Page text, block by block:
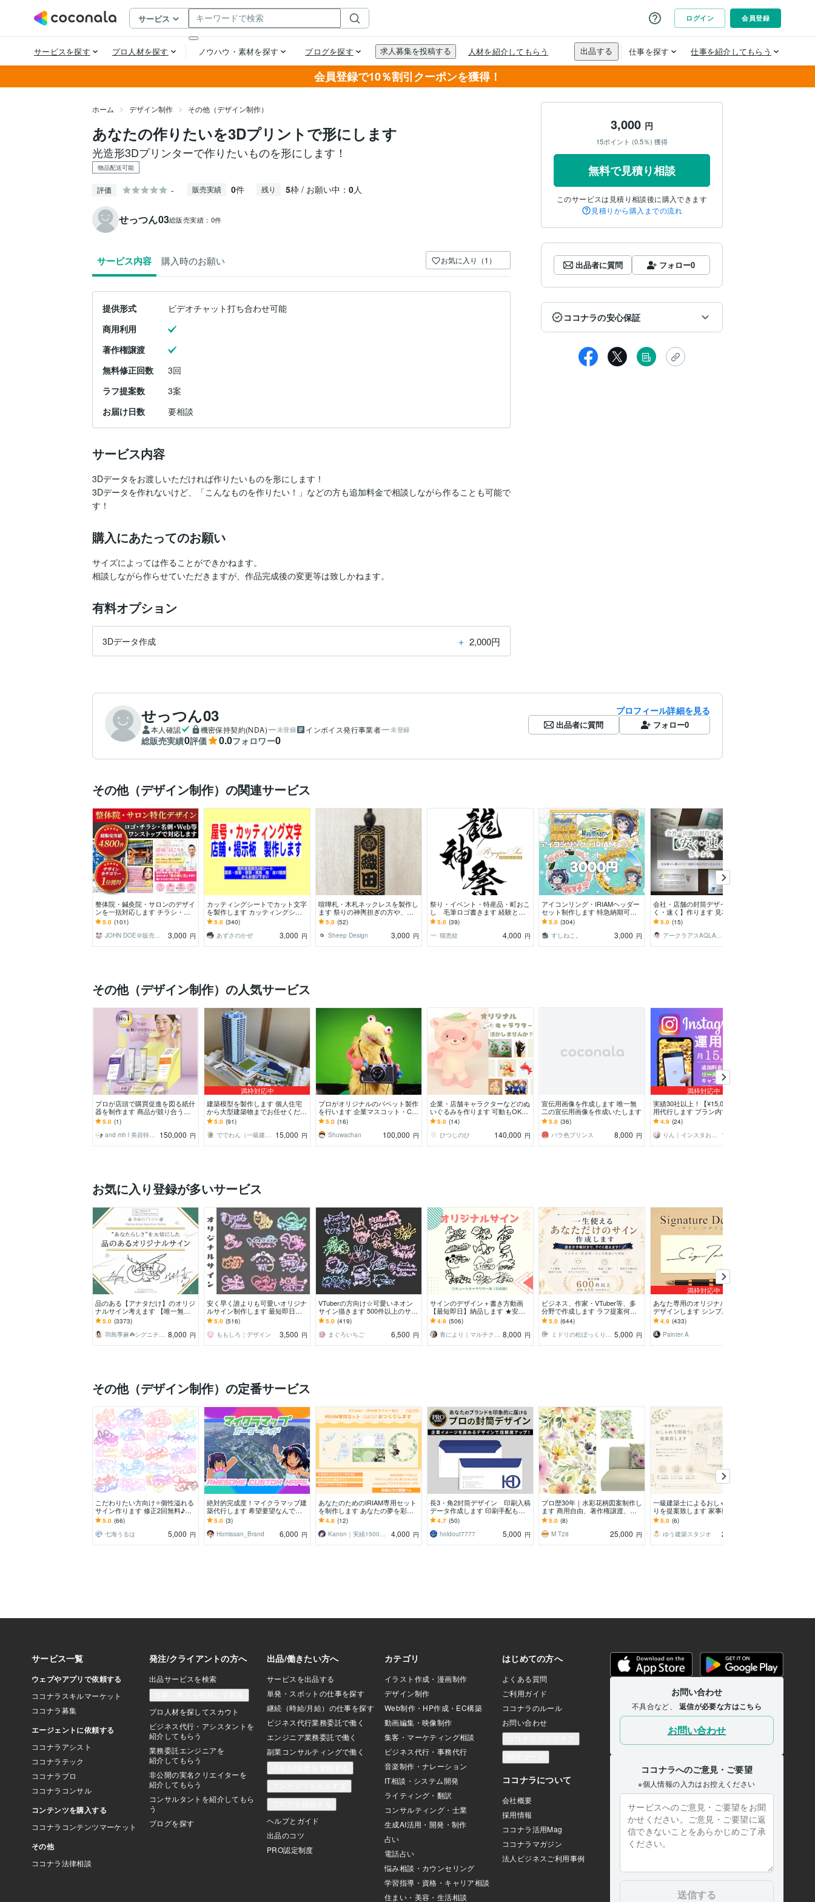
会員登録で10％割引クーポンを獲得！
ホーム デザイン制作 その他（デザイン制作）
あなたの作りたいを3Dプリントで形にします
光造形3Dプリンターで作りたいものを形にします！
物品配送可能
評価 - 販売実績 0件 残り 5枠 / お願い中： 0人
せっつん03総販売実績： 0件
サービス内容 購入時のお願い お気に入り（1）
提供形式
ビデオチャット打ち合わせ可能
商用利用
著作権譲渡
無料修正回数
3回
ラフ提案数
3案
お届け日数
要相談
サービス内容
3Dデータをお渡しいただければ作りたいものを形にします！
3Dデータを作れないけど、「こんなものを作りたい！」などの方も追加料金で相談しながら作ることも可能で
す！
購入にあたってのお願い
サイズによっては作ることができかねます。
有料オプション
3Dデータ作成 ＋ 2,000円
3,000 円
15ポイント (0.5％) 獲得
無料で見積り相談
このサービスは見積り相談後に購入できます
見積りから購入までの流れ
出品者に質問 フォロー0
ココナラの安心保証
せっつん03
本人確認 機密保持契約(NDA) 未登録 インボイス発行事業者 未登録
総販売実績0評価 0.0フォロワー0
プロフィール詳細を見る
出品者に質問 フォロー0
その他（デザイン制作）の関連サービス
整体院・鍼灸院・サロンのデザイ
ンを一括対応します チラシ・ロ
ゴ・名刺・Web。サロン系デザイ
ンをまるごと対応
5.0 (101)
JOHN DOE＠販売実績4800件以上
3,000 円
カッティングシートでカット文字
を製作します カッティングシー
トでカッティング文字を製作しま
す。
5.0 (340)
あずさのかぜ
3,000 円
喧嘩札・木札ネックレスを製作し
ます 祭りの神輿担ぎの方や、記
念日、誕生日プレゼントにどうぞ
5.0 (52)
Sheep Design
3,000 円
祭り・イベント・特産品・町おこ
し 毛筆ロゴ書きます 経験と実
績豊富な書道家デザイナーが真心
を込めてお書きします
5.0 (39)
猫恵紋
4,000 円
アイコンリング・IRIAMヘッダー
セット制作します 特急納期可！
単体でのご依頼も歓迎です！！
5.0 (304)
すしねこ。
3,000 円
会社・店舗の封筒デザインを【安
く・速く】作ります 見本集から
選ぶだけ！面倒な指示や打ち合わ
せをしたくない貴方へ
5.0 (15)
アークラアスAQLASS
その他（デザイン制作）の人気サービス
プロが店頭で購買促進を図る紙什
器を制作ます 商品が競り合う売
り場で、確実な情報提供と購入を
促します
5.0 (1)
and mh l 美容特化デザイナー
150,000 円
満枠対応中
建築模型を製作します 個人住宅
から大型建築物までお任せくださ
い！⭐︎送料込み⭐︎
5.0 (91)
ででわん（一級建築士）
15,000 円
プロがオリジナルのパペット製作
を行います 企業マスコット・C
M・動画配信用のキャラクターに
5.0 (16)
Shuwachan
100,000 円
企業・店舗キャラクターなどのぬ
いぐるみを作ります 可動もOK｜
その子らしさを大切に、使い方に
合わせて設計します
5.0 (14)
ひつじのひ
140,000 円
宣伝用画像を作成します 唯一無
二の宣伝用画像を作成いたします
5.0 (36)
バラ色プリンス
8,000 円
満枠対応中
実績30社以上！【¥15,000】で運
用代行します プラン内でリール
もOK！キャプション、DMもお任
せ！
4.9 (24)
りん｜インスタお任せください❀
15,000
お気に入り登録が多いサービス
品のある【アナタだけ】のオリジ
ナルサイン考えます ︎【唯一無
二︎】個人も企業も対応可「印象に
残る」署名をご提案
5.0 (3373)
羽島季麻☘️シグニチャーデザイナー／ロゴ 8,000 円
安く早く誰よりも可愛いオリジナ
ルサイン制作します 最短即日！
商用利用OKなモチーフ入りサイ
ンです！
5.0 (516)
ももしろ￤デザイン
3,500 円
VTuberの方向け☆可愛いネオン
サイン描きます 500件以上のサイ
ン制作経験☆商用利用無料！迅速
丁寧に対応☆
5.0 (419)
まぐろいちご
6,500 円
サインのデザイン＋書き方動画
【最短即日】納品します ★安心
の圧倒的制作実績数★迷ったらま
ずはご相談ください♪
4.9 (506)
青により｜マルチクリエイター 8,000 円
ビジネス、作家・VTuber等、多
分野で作成します ラフ提案何度
でも。書き方付きでオリジナルサ
イン、ロゴをご提案
5.0 (644)
ミドリの松ぼっくり⭐️ サインデザイナー 5,000 円
満枠対応中
あなた専用のオリジナルサインを
デザインします シンプル系から
デザイン系まで幅広く対応！
4.9 (433)
Painter A
その他（デザイン制作）の定番サービス
こだわりたい方向け✧︎個性溢れる
サイン作ります 修正2回無料♪あ
なたのデザインイメージを形にし
ます！
5.0 (66)
七海うるは
5,000 円
絶対的完成度！マイクラマップ建
築代行します 希望要望なんでも
ござれ。世界レベルのメガビルダ
ーが作ります。
5.0 (3)
Homissan_Brand
6,000 円
あなたのためのIRIAM専用セット
を制作します あなたの夢を彩
る、特別な返礼品で新たなステー
ジへ！
4.8 (12)
Kanon｜実績1500以上のデザイナー
4,000 円
長3・角2封筒デザイン 印刷入稿
データ作成します 印刷手配も対
応可能 企業・店舗・士業の封筒
デザイン実績あり
4.7 (50)
holdout7777
5,000 円
プロ歴30年｜水彩花柄図案制作し
ます 商用自由、著作権譲渡、使
い道自由
5.0 (8)
M T28
25,000 円
一級建築士によるおしゃれな間取
りを提案致します 家事動線が良
く、使い勝手のいい間取りを提案
します✨
5.0 (6)
ゆう建築スタジオ
20,000